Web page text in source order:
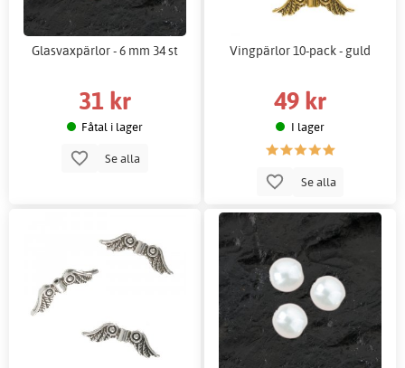
Glasvaxpärlor - 6 mm 34 st
31 kr
Fåtal i lager
Se alla
Vingpärlor 10-pack - guld
49 kr
I lager
Se alla